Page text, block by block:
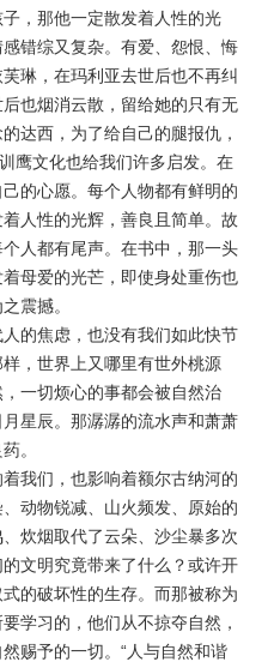
，那他一定散发着人性的光
错综又复杂。有爱、怨恨、悔
琳，在玛利亚去世后也不再纠
也烟消云散，留给她的只有无
达西，为了给自己的腿报仇，
鹰文化也给我们许多启发。在
的心愿。每个人物都有鲜明的
人性的光辉，善良且简单。故
人都有尾声。在书中，那一头
母爱的光芒，即使身处重伤也
震撼。
的焦虑，也没有我们如此快节
，世界上又哪里有世外桃源
一切烦心的事都会被自然治
星辰。那潺潺的流水声和萧萧
。
我们，也影响着额尔古纳河的
动物锐减、山火频发、原始的
炊烟取代了云朵、沙尘暴多次
文明究竟带来了什么？或许开
的破坏性的生存。而那被称为
学习的，他们从不掠夺自然，
赐予的一切。“人与自然和谐